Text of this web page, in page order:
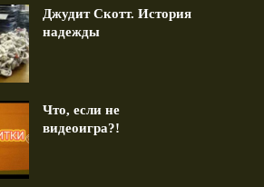
Джудит Скотт. История
надежды
Что, если не
видеоигра?!